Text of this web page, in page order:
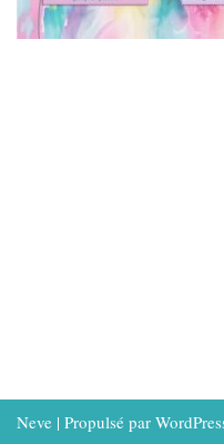
Neve | Propulsé par